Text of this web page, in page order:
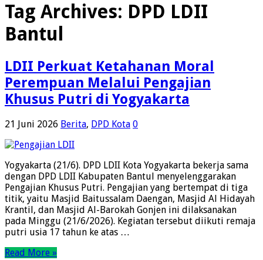
Tag Archives: DPD LDII
Bantul
LDII Perkuat Ketahanan Moral
Perempuan Melalui Pengajian
Khusus Putri di Yogyakarta
21 Juni 2026 Berita, DPD Kota 0
Yogyakarta (21/6). DPD LDII Kota Yogyakarta bekerja sama
dengan DPD LDII Kabupaten Bantul menyelenggarakan
Pengajian Khusus Putri. Pengajian yang bertempat di tiga
titik, yaitu Masjid Baitussalam Daengan, Masjid Al Hidayah
Krantil, dan Masjid Al-Barokah Gonjen ini dilaksanakan
pada Minggu (21/6/2026). Kegiatan tersebut diikuti remaja
putri usia 17 tahun ke atas …
Read More »